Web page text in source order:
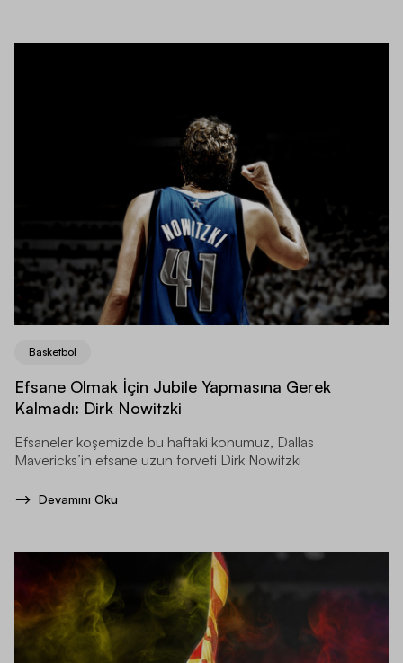
Basketbol
Efsane Olmak İçin Jubile Yapmasına Gerek
Kalmadı: Dirk Nowitzki
Efsaneler köşemizde bu haftaki konumuz, Dallas
Mavericks’in efsane uzun forveti Dirk Nowitzki
Devamını Oku